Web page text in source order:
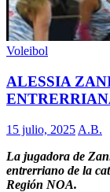
Voleibol
ALESSIA
15 julio, 2025 A.B.
La jugadora de
entrerriano de la
Región NOA.